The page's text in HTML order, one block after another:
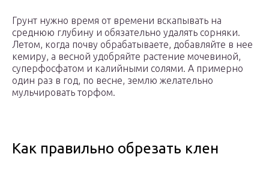
Грунт нужно время от времени вскапывать на
среднюю глубину и обязательно удалять сорняки.
Летом, когда почву обрабатываете, добавляйте в нее
кемиру, а весной удобряйте растение мочевиной,
суперфосфатом и калийными солями. А примерно
один раз в год, по весне, землю желательно
мульчировать торфом.
Как правильно обрезать клен